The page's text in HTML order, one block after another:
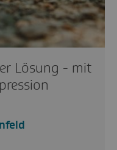
Lösung - mit